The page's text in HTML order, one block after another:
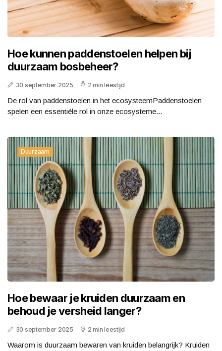
Hoe kunnen paddenstoelen helpen bij
duurzaam bosbeheer?
30 september 2025 2 min leestijd
De rol van paddenstoelen in het ecosysteemPaddenstoelen
spelen een essentiële rol in onze ecosysteme...
Duurzaam
Hoe bewaar je kruiden duurzaam en
behoud je versheid langer?
30 september 2025 2 min leestijd
Waarom is duurzaam bewaren van kruiden belangrijk? Kruiden